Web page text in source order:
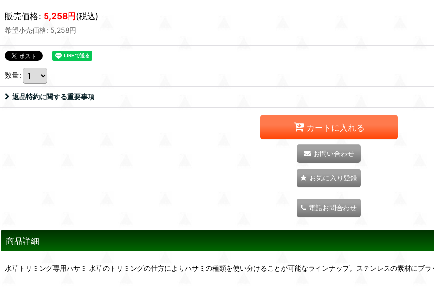
販売価格: 5,258円(税込)
希望小売価格: 5,258円
数量:
返品特約に関する重要事項
カートに入れる
お問い合わせ
お気に入り登録
電話お問合わせ
商品詳細
水草トリミング専用ハサミ 水草のトリミングの仕方によりハサミの種類を使い分けることが可能なラインナップ。ステンレスの素材にブラ